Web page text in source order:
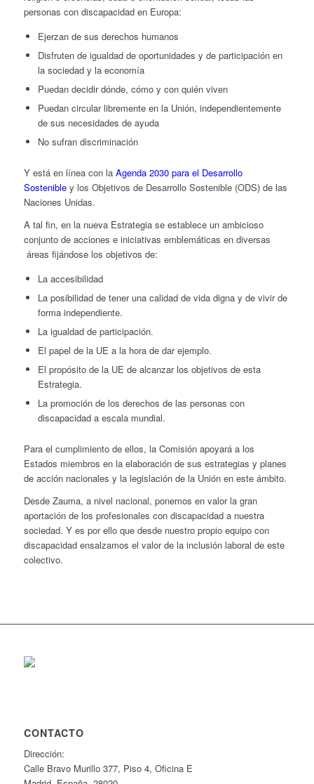
personas con discapacidad en Europa:
Ejerzan de sus derechos humanos
Disfruten de igualdad de oportunidades y de participación en
la sociedad y la economía
Puedan decidir dónde, cómo y con quién viven
Puedan circular libremente en la Unión, independientemente
de sus necesidades de ayuda
No sufran discriminación
Y está en línea con la Agenda 2030 para el Desarrollo
Sostenibley los Objetivos de Desarrollo Sostenible (ODS) de las
Naciones Unidas.
A tal fin, en la nueva Estrategia se establece un ambicioso
conjunto de acciones e iniciativas emblemáticas en diversas
áreas fijándose los objetivos de:
La accesibilidad
La posibilidad de tener una calidad de vida digna y de vivir de
forma independiente.
La igualdad de participación.
El papel de la UE a la hora de dar ejemplo.
El propósito de la UE de alcanzar los objetivos de esta
Estrategia.
La promoción de los derechos de las personas con
discapacidad a escala mundial.
Para el cumplimiento de ellos, la Comisión apoyará a los
Estados miembros en la elaboración de sus estrategias y planes
de acción nacionales y la legislación de la Unión en este ámbito.
Desde Zauma, a nivel nacional, ponemos en valor la gran
aportación de los profesionales con discapacidad a nuestra
sociedad. Y es por ello que desde nuestro propio equipo con
discapacidad ensalzamos el valor de la inclusión laboral de este
colectivo.
CONTACTO
Dirección:
Calle Bravo Murillo 377, Piso 4, Oficina E